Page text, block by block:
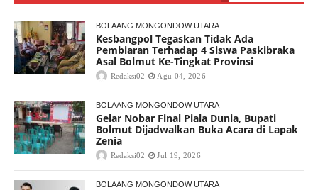
BOLAANG MONGONDOW UTARA
Kesbangpol Tegaskan Tidak Ada
Pembiaran Terhadap 4 Siswa Paskibraka
Asal Bolmut Ke-Tingkat Provinsi
Redaksi02 Agu 04, 2026
BOLAANG MONGONDOW UTARA
Gelar Nobar Final Piala Dunia, Bupati
Bolmut Dijadwalkan Buka Acara di Lapak
Zenia
Redaksi02 Jul 19, 2026
BOLAANG MONGONDOW UTARA